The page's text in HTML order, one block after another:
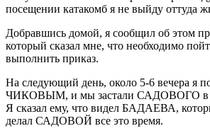
посещении катакомб я не выйду оттуда
Добравшись домой, я сообщил об этом
который сказал мне, что необходимо
выполнить приказ.
На следующий день, около 5-6 вечера я
ЧИКОВЫМ, и мы застали САДОВОГО в
Я сказал ему, что видел БАДАЕВА,
делал САДОВОЙ все это время.